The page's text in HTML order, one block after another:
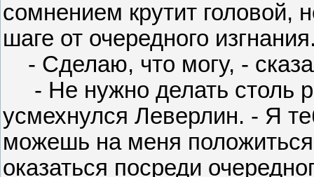
сомнением крутит головой,
шаге от очередного
- Сделаю, что могу, -
- Не нужно делать столь
усмехнулся Леверлин. - Я
можешь на меня
оказаться посреди